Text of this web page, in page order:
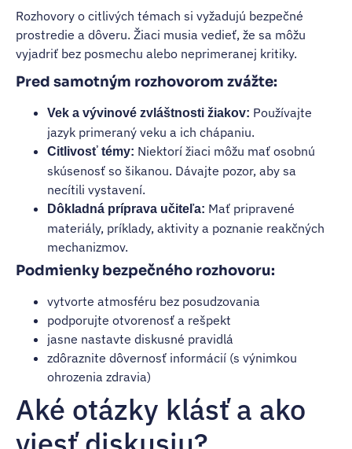
Rozhovory o citlivých témach si vyžadujú bezpečné
prostredie a dôveru. Žiaci musia vedieť, že sa môžu
vyjadriť bez posmechu alebo neprimeranej kritiky.
Pred samotným rozhovorom zvážte:
Vek a vývinové zvláštnosti žiakov: Používajte
jazyk primeraný veku a ich chápaniu.
Citlivosť témy: Niektorí žiaci môžu mať osobnú
skúsenosť so šikanou. Dávajte pozor, aby sa
necítili vystavení.
Dôkladná príprava učiteľa: Mať pripravené
materiály, príklady, aktivity a poznanie reakčných
mechanizmov.
Podmienky bezpečného rozhovoru:
vytvorte atmosféru bez posudzovania
podporujte otvorenosť a rešpekt
jasne nastavte diskusné pravidlá
zdôraznite dôvernosť informácií (s výnimkou
ohrozenia zdravia)
Aké otázky klásť a ako